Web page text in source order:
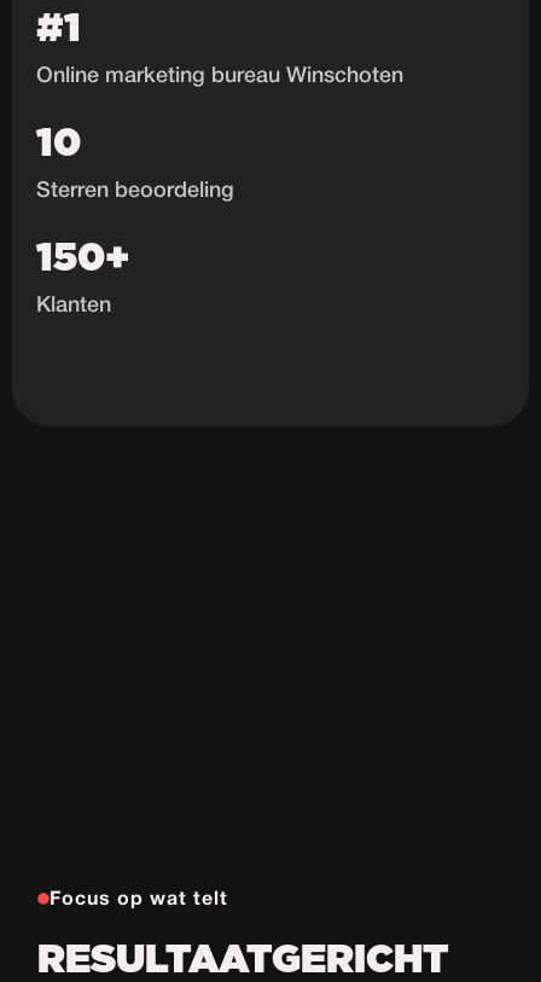
#1
Online marketing bureau Winschoten
10
Sterren beoordeling
150+
Klanten
Focus op wat telt
RESULTAATGERICHT